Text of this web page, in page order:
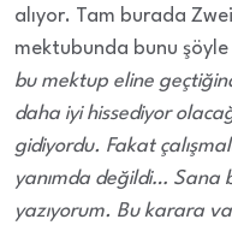
alıyor. Tam burada
mektubunda bunu
bu mektup eline
daha iyi hissediyor
gidiyordu. Fakat
yanımda değildi… Sana
yazıyorum. Bu karara